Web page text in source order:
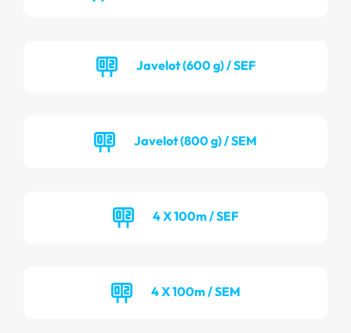
Javelot (600 g) / SEF
Javelot (800 g) / SEM
4 X 100m / SEF
4 X 100m / SEM